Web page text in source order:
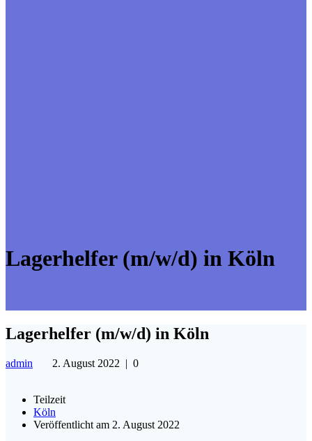
Lagerhelfer (m/w/d) in Köln
Lagerhelfer (m/w/d) in Köln
admin 2. August 2022 | 0
Teilzeit
Köln
Veröffentlicht am 2. August 2022